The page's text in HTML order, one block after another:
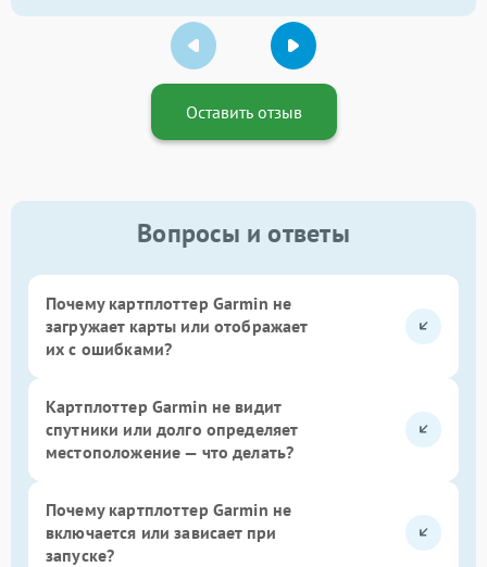
Оставить отзыв
Вопросы и ответы
Почему картплоттер Garmin не
загружает карты или отображает
их с ошибками?
Картплоттер Garmin не видит
спутники или долго определяет
местоположение — что делать?
Почему картплоттер Garmin не
включается или зависает при
запуске?